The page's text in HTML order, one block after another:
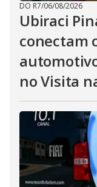
DO R7/06/08/2026
Ubiraci
conectam
no Visita